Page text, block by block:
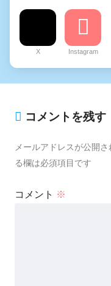
X Instagram
コメントを残す
メールアドレスが公開さ
る欄は必須項目です
コメント ※